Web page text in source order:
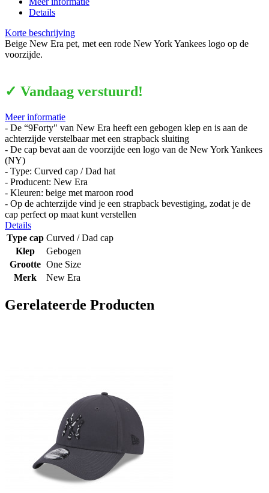
Details
Korte beschrijving
Beige New Era pet, met een rode New York Yankees logo op de
voorzijde.
✓ Vandaag verstuurd!
Meer informatie
- De “9Forty" van New Era heeft een gebogen klep en is aan de
achterzijde verstelbaar met een strapback sluiting
- De cap bevat aan de voorzijde een logo van de New York Yankees
(NY)
- Type: Curved cap / Dad hat
- Producent: New Era
- Kleuren: beige met maroon rood
- Op de achterzijde vind je een strapback bevestiging, zodat je de
cap perfect op maat kunt verstellen
Details
Type cap Curved / Dad cap
Klep
Gebogen
Grootte One Size
Merk
New Era
Gerelateerde Producten